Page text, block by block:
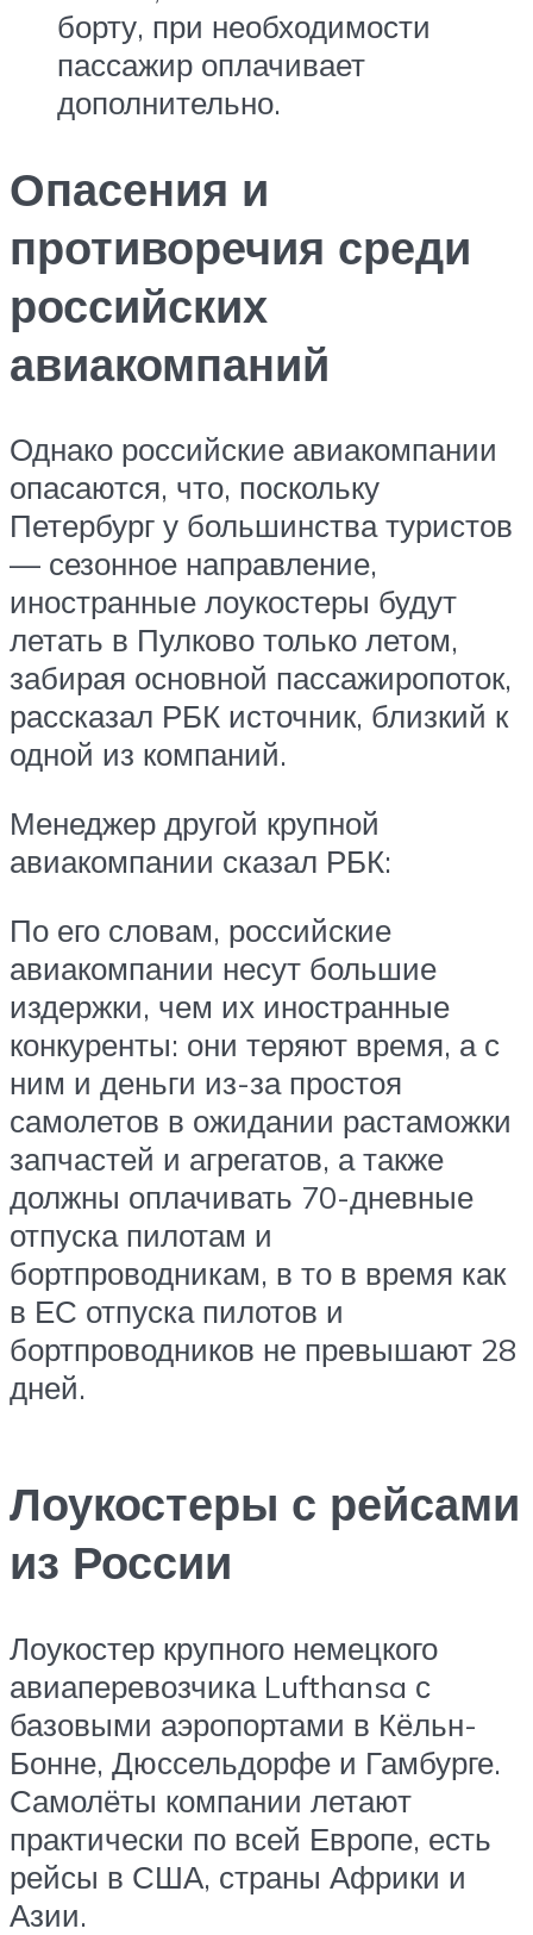
борту, при необходимости
пассажир оплачивает
дополнительно.
Опасения и
противоречия среди
российских
авиакомпаний
Однако российские авиакомпании
опасаются, что, поскольку
Петербург у большинства туристов
— сезонное направление,
иностранные лоукостеры будут
летать в Пулково только летом,
забирая основной пассажиропоток,
рассказал РБК источник, близкий к
одной из компаний.
Менеджер другой крупной
авиакомпании сказал РБК:
По его словам, российские
авиакомпании несут большие
издержки, чем их иностранные
конкуренты: они теряют время, а с
ним и деньги из-за простоя
самолетов в ожидании растаможки
запчастей и агрегатов, а также
должны оплачивать 70-дневные
отпуска пилотам и
бортпроводникам, в то в время как
в ЕС отпуска пилотов и
бортпроводников не превышают 28
дней.
Лоукостеры с рейсами
из России
Лоукостер крупного немецкого
авиаперевозчика Lufthansa с
базовыми аэропортами в Кёльн-
Бонне, Дюссельдорфе и Гамбурге.
Самолёты компании летают
практически по всей Европе, есть
рейсы в США, страны Африки и
Азии.